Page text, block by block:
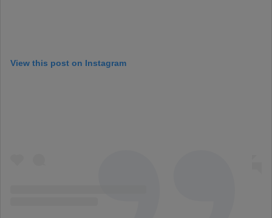
View this post on Instagram